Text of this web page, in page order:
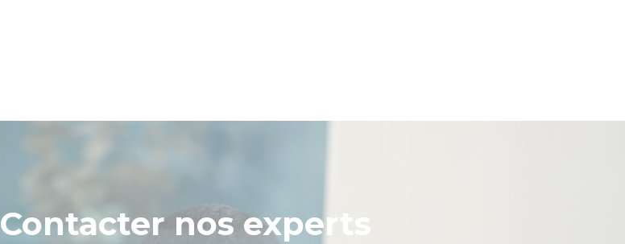
Contacter nos experts